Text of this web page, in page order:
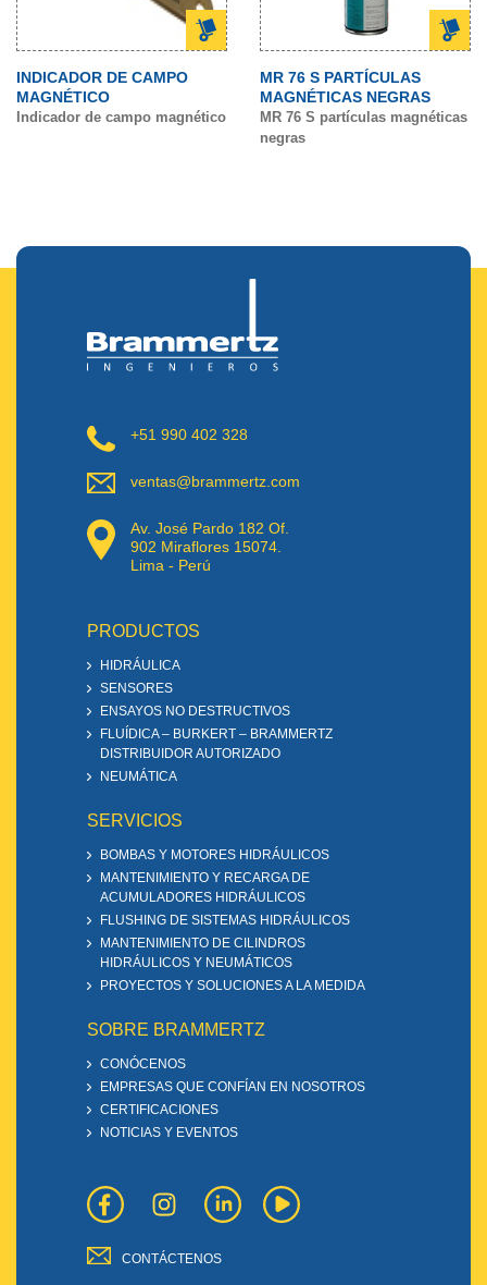
INDICADOR DE CAMPO
MAGNÉTICO
Indicador de campo magnético
MR 76 S PARTÍCULAS
MAGNÉTICAS NEGRAS
MR 76 S partículas magnéticas
negras
+51 990 402 328
ventas@brammertz.com
Av. José Pardo 182 Of.
902 Miraflores 15074.
Lima - Perú
PRODUCTOS
HIDRÁULICA
SENSORES
ENSAYOS NO DESTRUCTIVOS
FLUÍDICA – BURKERT – BRAMMERTZ
DISTRIBUIDOR AUTORIZADO
NEUMÁTICA
SERVICIOS
BOMBAS Y MOTORES HIDRÁULICOS
MANTENIMIENTO Y RECARGA DE
ACUMULADORES HIDRÁULICOS
FLUSHING DE SISTEMAS HIDRÁULICOS
MANTENIMIENTO DE CILINDROS
HIDRÁULICOS Y NEUMÁTICOS
PROYECTOS Y SOLUCIONES A LA MEDIDA
SOBRE BRAMMERTZ
CONÓCENOS
EMPRESAS QUE CONFÍAN EN NOSOTROS
CERTIFICACIONES
NOTICIAS Y EVENTOS
CONTÁCTENOS